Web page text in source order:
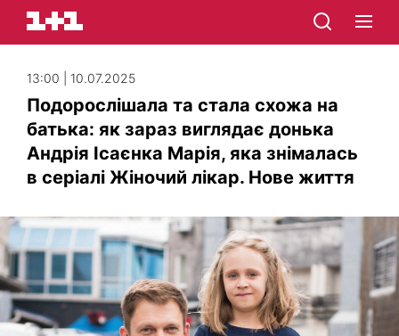
13:00 | 10.07.2025
Подорослішала та стала схожа на
батька: як зараз виглядає донька
Андрія Ісаєнка Марія, яка знімалась
в серіалі Жіночий лікар. Нове життя